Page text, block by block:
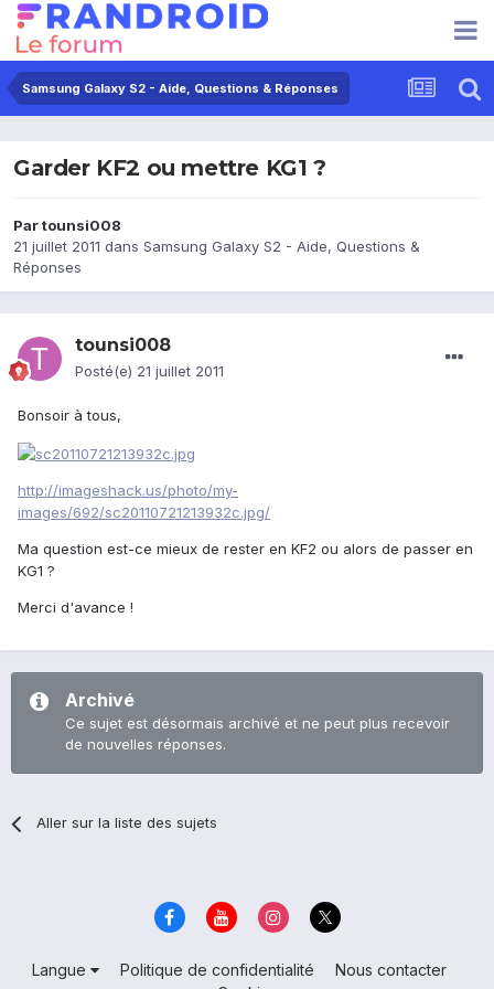
Samsung Galaxy S2 - Aide, Questions & Réponses
Garder KF2 ou mettre KG1 ?
Partounsi008
21 juillet 2011 dans Samsung Galaxy S2 - Aide, Questions &
Réponses
tounsi008
Posté(e) 21 juillet 2011
Bonsoir à tous,
http://imageshack.us/photo/my-
images/692/sc20110721213932c.jpg/
Ma question est-ce mieux de rester en KF2 ou alors de passer en
KG1 ?
Merci d'avance !
Archivé
Ce sujet est désormais archivé et ne peut plus recevoir
de nouvelles réponses.
Aller sur la liste des sujets
Langue Politique de confidentialité
Nous contacter